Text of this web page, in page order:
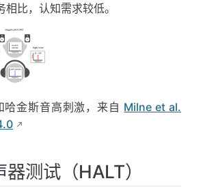
比，认知需求较低。
哈金斯音高刺激，来自 Milne et al.
测试（HALT）